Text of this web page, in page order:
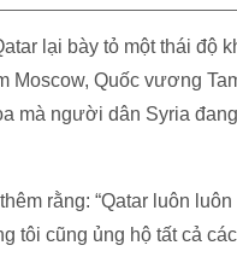
lại bày tỏ một thái độ
Moscow, Quốc vương
mà người dân Syria
rằng: “Qatar luôn
tôi cũng ủng hộ tất cả